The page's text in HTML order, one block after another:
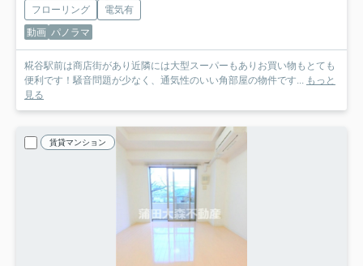
フローリング
電気有
動画 パノラマ
糀谷駅前は商店街があり近隣には大型スーパーもありお買い物もとても
便利です！騒音問題が少なく、通気性のいい角部屋の物件です... もっと
見る
賃貸マンション